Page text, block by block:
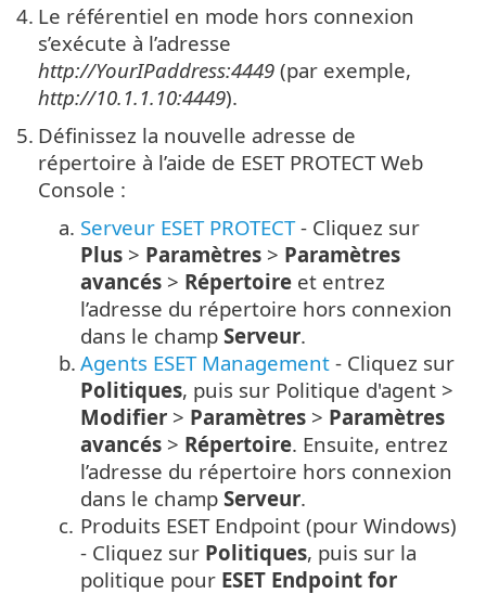
4. Le référentiel en mode hors connexion
s’exécute à l’adresse
http://YourIPaddress:4449 (par exemple,
http://10.1.1.10:4449).
5. Définissez la nouvelle adresse de
répertoire à l’aide de ESET PROTECT Web
Console :
a. Serveur ESET PROTECT- Cliquez sur
Plus > Paramètres > Paramètres
avancés > Répertoire et entrez
l’adresse du répertoire hors connexion
dans le champ Serveur.
b. Agents ESET Management - Cliquez sur
Politiques, puis sur Politique d'agent >
Modifier > Paramètres > Paramètres
avancés > Répertoire. Ensuite, entrez
l’adresse du répertoire hors connexion
dans le champ Serveur.
c. Produits ESET Endpoint (pour Windows)
- Cliquez sur Politiques, puis sur la
politique pour ESET Endpoint for